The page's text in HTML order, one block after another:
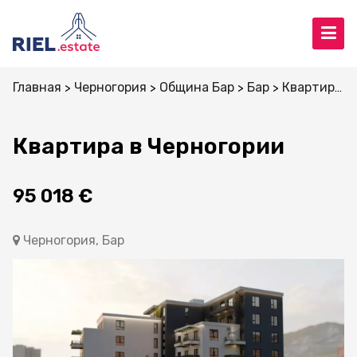
Главная Черногория Община Бар Бар Квартиры
Квартира в Черногории
95 018 €
Черногория, Бар